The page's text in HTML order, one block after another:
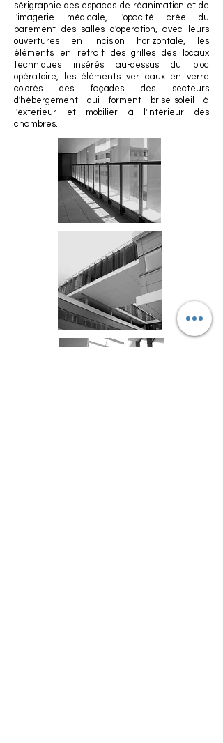
sérigraphie des espaces de réanimation et de
l'imagerie médicale, l'opacité crée du
parement des salles d'opération, avec leurs
ouvertures en incision horizontale, les
éléments en retrait des grilles des locaux
techniques insérés au-dessus du bloc
opératoire, les éléments verticaux en verre
colorés des façades des secteurs
d'hébergement qui forment brise-soleil à
l'extérieur et mobilier à l'intérieur des
chambres.